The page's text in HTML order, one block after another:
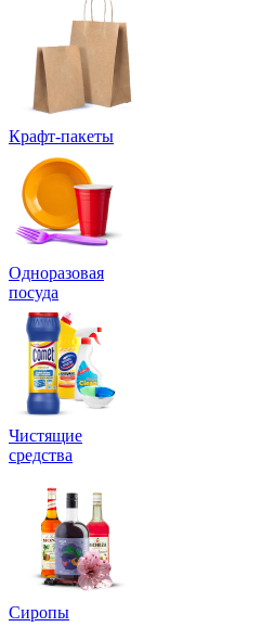
Крафт-пакеты
Одноразовая
посуда
Чистящие
средства
Сиропы